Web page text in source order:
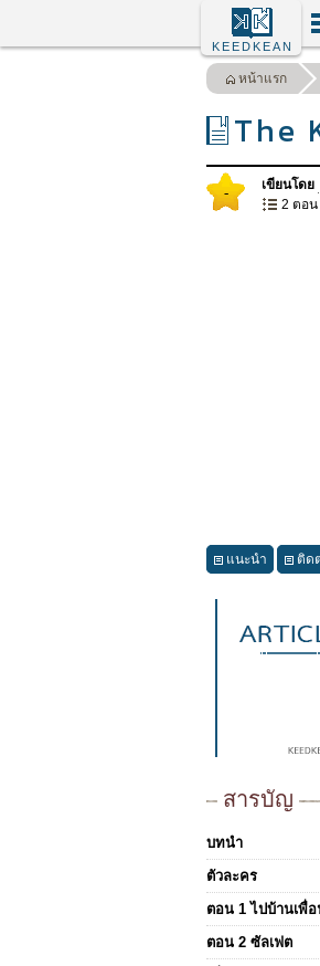
KEEDKEAN
หน้าแรก
The
- เขียนโดย
2 ตอน
แนะนำ ติด
สารบัญ
บทนำ
ตัวละคร
ตอน 1 ไปบ้านเพื่
ตอน 2 ซัลเฟต